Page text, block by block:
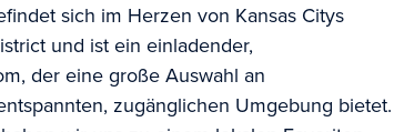
sich im Herzen von Kansas Citys
und ist ein einladender,
der eine große Auswahl an
zugänglichen Umgebung bietet.